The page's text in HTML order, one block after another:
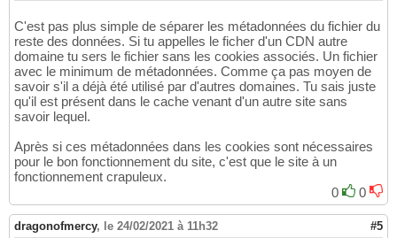
C'est pas plus simple de séparer les métadonnées du fichier du
reste des données. Si tu appelles le ficher d'un CDN autre
domaine tu sers le fichier sans les cookies associés. Un fichier
avec le minimum de métadonnées. Comme ça pas moyen de
savoir s'il a déjà été utilisé par d'autres domaines. Tu sais juste
qu'il est présent dans le cache venant d'un autre site sans
savoir lequel.
Après si ces métadonnées dans les cookies sont nécessaires
pour le bon fonctionnement du site, c'est que le site à un
fonctionnement crapuleux.
0
0
dragonofmercy, le 24/02/2021 à 11h32 #5